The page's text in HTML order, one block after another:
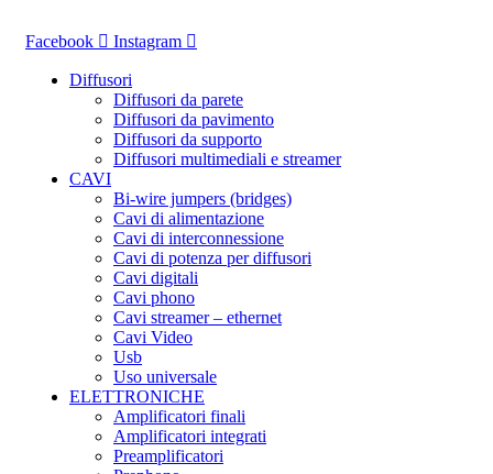
Facebook Instagram
Diffusori
Diffusori da parete
Diffusori da pavimento
Diffusori da supporto
Diffusori multimediali e streamer
CAVI
Bi-wire jumpers (bridges)
Cavi di alimentazione
Cavi di interconnessione
Cavi di potenza per diffusori
Cavi digitali
Cavi phono
Cavi streamer – ethernet
Cavi Video
Usb
Uso universale
ELETTRONICHE
Amplificatori finali
Amplificatori integrati
Preamplificatori